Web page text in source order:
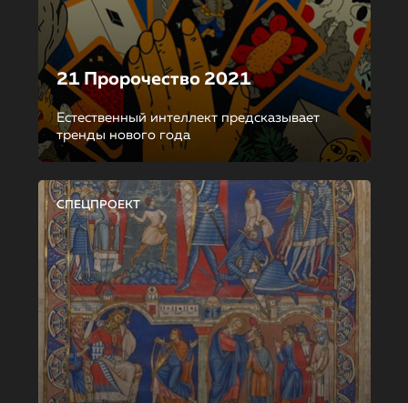
21 Пророчество 2021
Естественный интеллект предсказывает
тренды нового года
СПЕЦПРОЕКТ